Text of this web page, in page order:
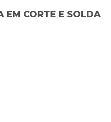
EM CORTE E SOLDA